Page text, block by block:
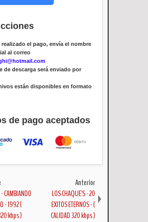
realizado el pago, envía el nombre
al correo
de descarga será enviado por
están disponibles en formato
de pago aceptados
CAMBIANDO
- 1992 (
kbps )
Anterior
LOS CHAQUE'S - 20
EXITOS ETERNOS - (
CALIDAD 320 kbps )